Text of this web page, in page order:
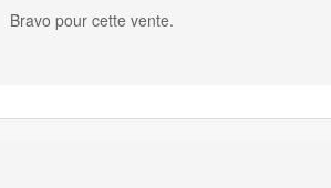
Bravo pour cette vente.